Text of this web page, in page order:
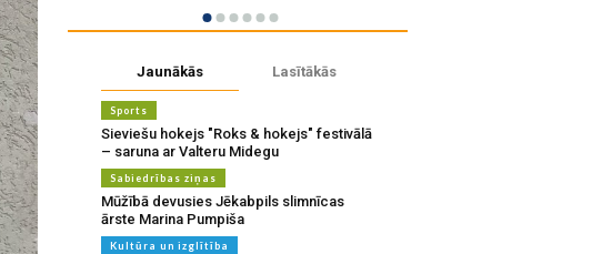
Jaunākās Lasītākās
Sports
Sieviešu hokejs "Roks & hokejs" festivālā
– saruna ar Valteru Midegu
Sabiedrības ziņas
Mūžībā devusies Jēkabpils slimnīcas
ārste Marina Pumpiša
Kultūra un izglītība